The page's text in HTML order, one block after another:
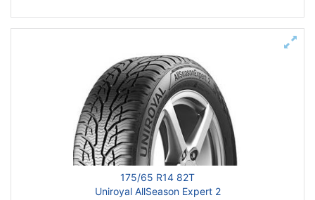
175/65 R14 82T
Uniroyal AllSeason Expert 2